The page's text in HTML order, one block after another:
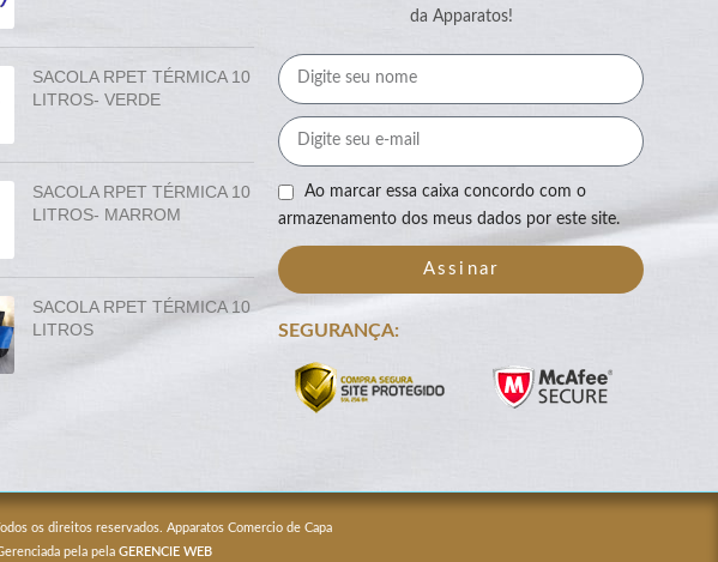
SACOLA RPET TÉRMICA 10
LITROS- VERDE
SACOLA RPET TÉRMICA 10
LITROS- MARROM
SACOLA RPET TÉRMICA 10
LITROS
da Apparatos!
Ao marcar essa caixa concordo com o
armazenamento dos meus dados por este site.
Assinar
SEGURANÇA:
os direitos reservados. Apparatos Comercio de Capa
pela pela GERENCIE WEB